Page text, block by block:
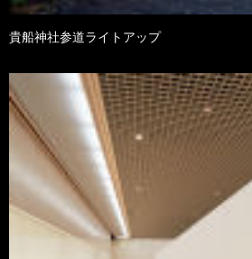
貴船神社参道ライトアップ